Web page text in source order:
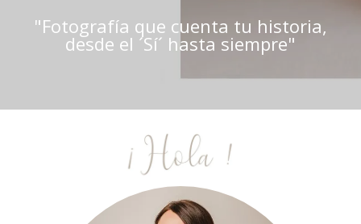
"Fotografía que cuenta tu historia,
desde el ´Sí´ hasta siempre"